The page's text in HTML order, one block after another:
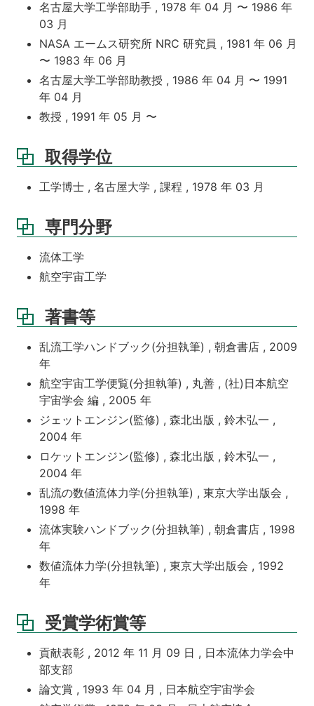
名古屋大学工学部助手 , 1978 年 04 月 〜 1986 年
03 月
NASA エームス研究所 NRC 研究員 , 1981 年 06 月
〜 1983 年 06 月
名古屋大学工学部助教授 , 1986 年 04 月 〜 1991
年 04 月
教授 , 1991 年 05 月 〜
取得学位
工学博士 , 名古屋大学 , 課程 , 1978 年 03 月
専門分野
流体工学
航空宇宙工学
著書等
乱流工学ハンドブック(分担執筆) , 朝倉書店 , 2009
年
航空宇宙工学便覧(分担執筆) , 丸善 , (社)日本航空
宇宙学会 編 , 2005 年
ジェットエンジン(監修) , 森北出版 , 鈴木弘一 ,
2004 年
ロケットエンジン(監修) , 森北出版 , 鈴木弘一 ,
2004 年
乱流の数値流体力学(分担執筆) , 東京大学出版会 ,
1998 年
流体実験ハンドブック(分担執筆) , 朝倉書店 , 1998
年
数値流体力学(分担執筆) , 東京大学出版会 , 1992
年
受賞学術賞等
貢献表彰 , 2012 年 11 月 09 日 , 日本流体力学会中
部支部
論文賞 , 1993 年 04 月 , 日本航空宇宙学会